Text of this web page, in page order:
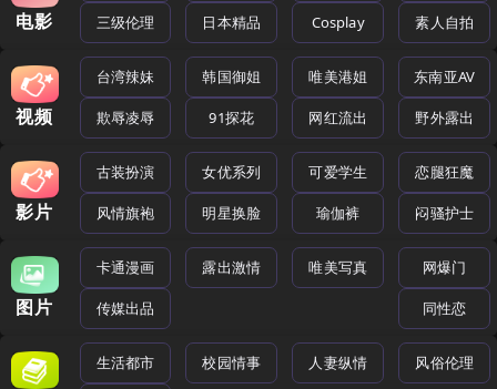
电影 三级伦理 日本精品 Cosplay 素人自拍
视频
台湾辣妹 韩国御姐 唯美港姐 东南亚AV
欺辱凌辱 91探花 网红流出 野外露出
影片
古装扮演 女优系列 可爱学生 恋腿狂魔
风情旗袍 明星换脸 瑜伽裤 闷骚护士
图片
卡通漫画 露出激情 唯美写真 网爆门
传媒出品 同性恋
生活都市 校园情事 人妻纵情 风俗伦理